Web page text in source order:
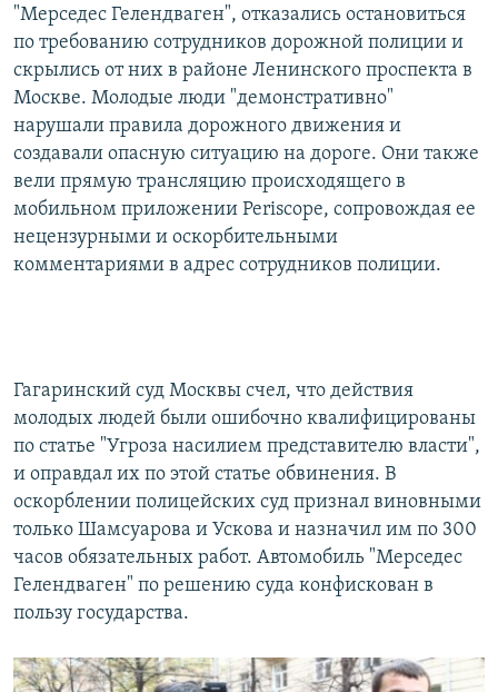
"Мерседес Гелендваген", отказались остановиться
по требованию сотрудников дорожной полиции и
скрылись от них в районе Ленинского проспекта в
Москве. Молодые люди "демонстративно"
нарушали правила дорожного движения и
создавали опасную ситуацию на дороге. Они также
вели прямую трансляцию происходящего в
мобильном приложении Periscope, сопровождая ее
нецензурными и оскорбительными
комментариями в адрес сотрудников полиции.
Гагаринский суд Москвы счел, что действия
молодых людей были ошибочно квалифицированы
по статье "Угроза насилием представителю власти",
и оправдал их по этой статье обвинения. В
оскорблении полицейских суд признал виновными
только Шамсуарова и Ускова и назначил им по 300
часов обязательных работ. Автомобиль "Мерседес
Гелендваген" по решению суда конфискован в
пользу государства.